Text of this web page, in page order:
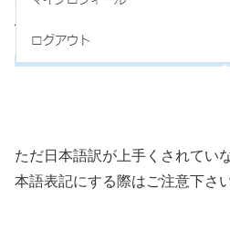
ただ日本語訳が上手くされてい
本語表記にする際はご注意下さ